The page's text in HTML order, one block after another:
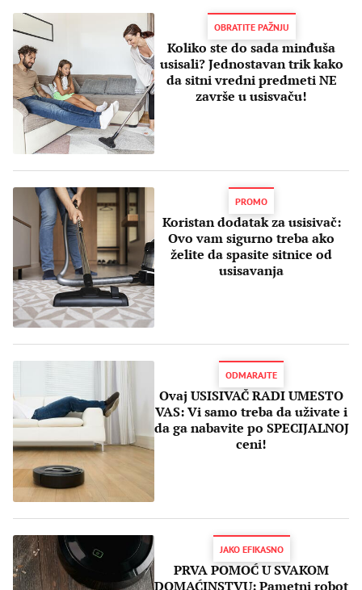
OBRATITE PAŽNJU
Koliko ste do sada minđuša
usisali? Jednostavan trik kako
da sitni vredni predmeti NE
završe u usisvaču!
PROMO
Koristan dodatak za usisivač:
Ovo vam sigurno treba ako
želite da spasite sitnice od
usisavanja
ODMARAJTE
Ovaj USISIVAČ RADI UMESTO
VAS: Vi samo treba da uživate i
da ga nabavite po SPECIJALNOJ
ceni!
JAKO EFIKASNO
PRVA POMOĆ U SVAKOM
DOMAĆINSTVU: Pametni robot